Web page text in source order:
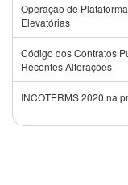
Operação de
Elevatórias
Código dos Contratos
Recentes Alterações
INCOTERMS 2020 na